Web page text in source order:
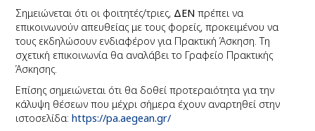
Σημειώνεται ότι οι φοιτητές/τριες, ΔΕΝ πρέπει να
επικοινωνούν απευθείας με τους φορείς, προκειμένου να
τους εκδηλώσουν ενδιαφέρον για Πρακτική Άσκηση. Τη
σχετική επικοινωνία θα αναλάβει το Γραφείο Πρακτικής
Άσκησης.
Επίσης σημειώνεται ότι θα δοθεί προτεραιότητα για την
κάλυψη θέσεων που μέχρι σήμερα έχουν αναρτηθεί στην
ιστοσελίδα:https://pa.aegean.gr/